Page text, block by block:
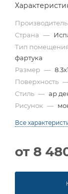
Производитель
Страна —
Тип
фартука
Размер —
Поверхность
Стиль — ар
Рисунок —
Все
от 8